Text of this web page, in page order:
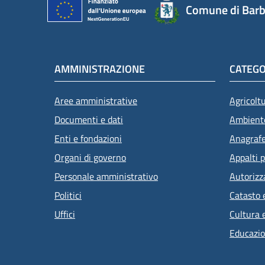
Comune di
AMMINISTRAZIONE
Aree amministrative
Documenti e dati
Enti e fondazioni
Organi di governo
Personale amministrativo
Politici
Uffici
Appalti
Catasto
Cultura